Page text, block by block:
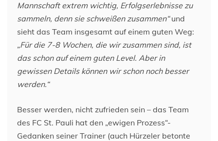
Mannschaft extrem wichtig, Erfolgserlebnisse zu
sammeln, denn sie schweißen zusammen“und
sieht das Team insgesamt auf einem guten Weg:
„Für die 7-8 Wochen, die wir zusammen sind, ist
das schon auf einem guten Level. Aber in
gewissen Details können wir schon noch besser
werden.“
Besser werden, nicht zufrieden sein – das Team
des FC St. Pauli hat den „ewigen Prozess“-
Gedanken seiner Trainer (auch Hürzeler betonte